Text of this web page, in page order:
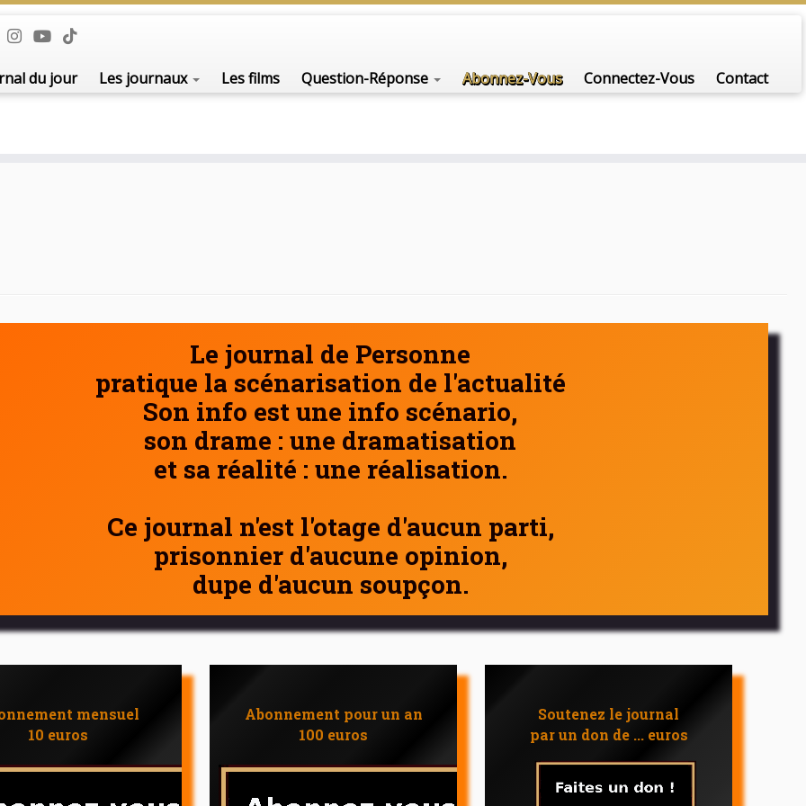
du jour Les journaux Les films Question-Réponse Abonnez-Vous Connectez-Vous Contact
Le journal de Personne
pratique la scénarisation de l'actualité
Son info est une info scénario,
son drame : une dramatisation
et sa réalité : une réalisation.
Ce journal n'est l'otage d'aucun parti,
prisonnier d'aucune opinion,
dupe d'aucun soupçon.
mensuel
10 euros
Abonnement pour un an
100 euros
Soutenez le journal
par un don de ... euros